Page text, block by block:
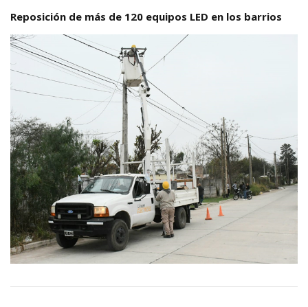
Reposición de más de 120 equipos LED en los barrios